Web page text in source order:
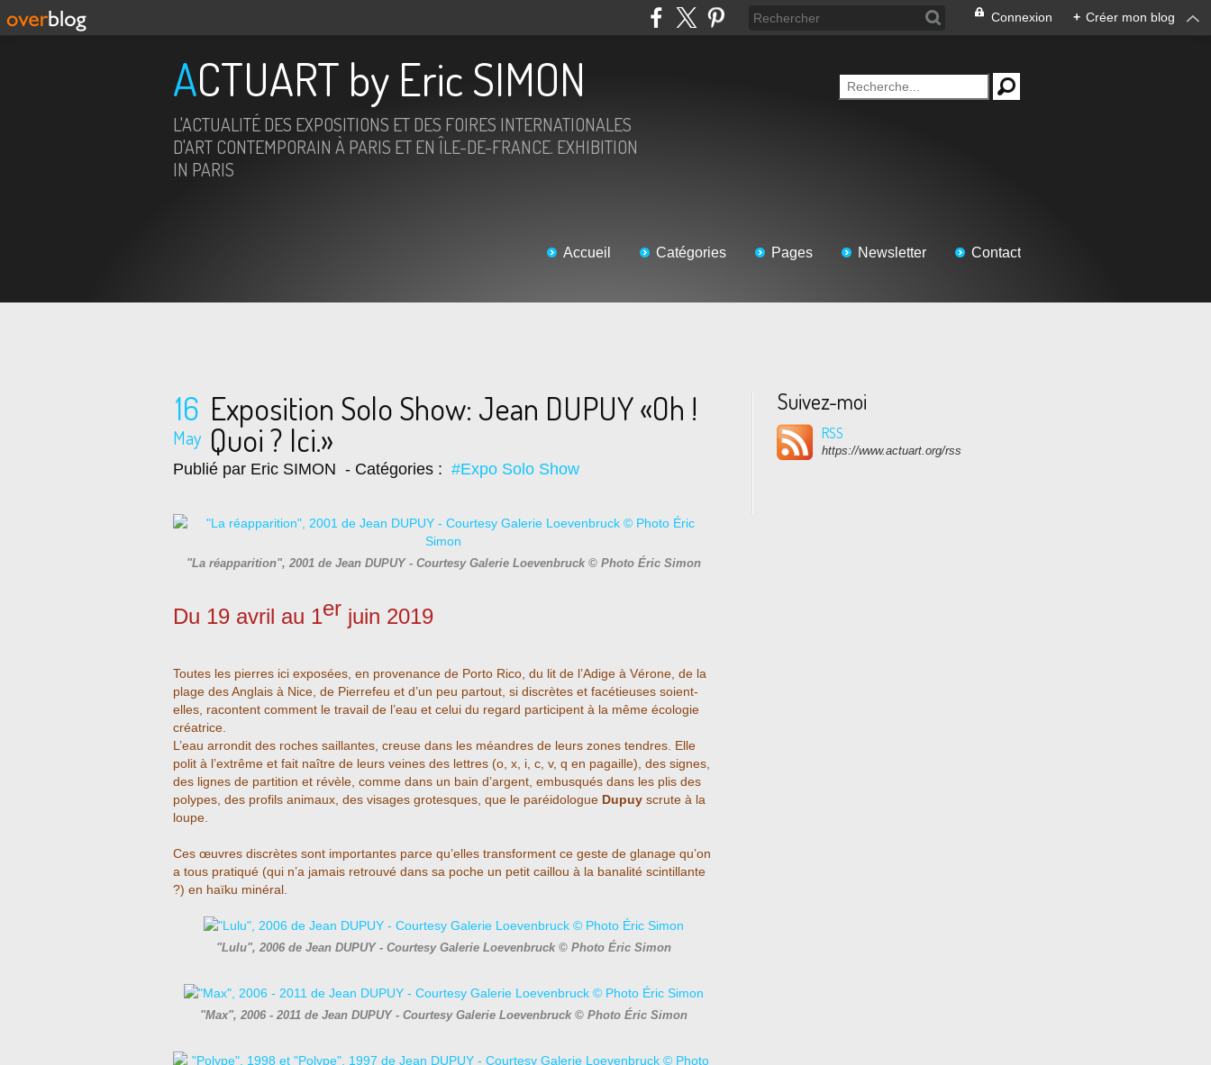
Connexion + Créer mon blog
ACTUART by Eric SIMON
L'ACTUALITÉ DES EXPOSITIONS ET DES FOIRES INTERNATIONALES
D'ART CONTEMPORAIN À PARIS ET EN ÎLE-DE-FRANCE. EXHIBITION
IN PARIS
Accueil Catégories Pages Newsletter Contact
16
May
Exposition Solo Show: Jean DUPUY «Oh !
Quoi ? Ici.»
Publié par Eric SIMON - Catégories : #Expo Solo Show
"La réapparition", 2001 de Jean DUPUY - Courtesy Galerie Loevenbruck © Photo Éric Simon
Du 19 avril au 1er juin 2019
Toutes les pierres ici exposées, en provenance de Porto Rico, du lit de l’Adige à Vérone, de la
plage des Anglais à Nice, de Pierrefeu et d’un peu partout, si discrètes et facétieuses soient-
elles, racontent comment le travail de l’eau et celui du regard participent à la même écologie
créatrice.
L’eau arrondit des roches saillantes, creuse dans les méandres de leurs zones tendres. Elle
polit à l’extrême et fait naître de leurs veines des lettres (o, x, i, c, v, q en pagaille), des signes,
des lignes de partition et révèle, comme dans un bain d’argent, embusqués dans les plis des
polypes, des profils animaux, des visages grotesques, que le paréidologue Dupuy scrute à la
loupe.
Ces œuvres discrètes sont importantes parce qu’elles transforment ce geste de glanage qu’on
a tous pratiqué (qui n’a jamais retrouvé dans sa poche un petit caillou à la banalité scintillante
?) en haïku minéral.
"Lulu", 2006 de Jean DUPUY - Courtesy Galerie Loevenbruck © Photo Éric Simon
"Max", 2006 - 2011 de Jean DUPUY - Courtesy Galerie Loevenbruck © Photo Éric Simon
Suivez-moi
RSS
https://www.actuart.org/rss